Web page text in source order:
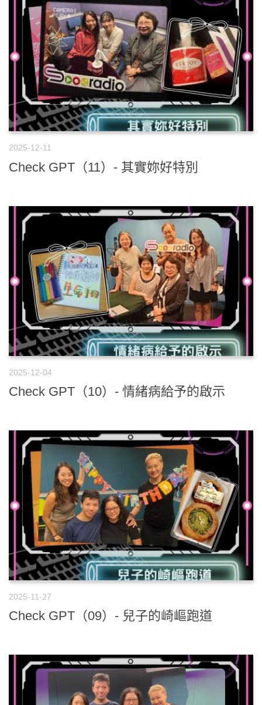
2025-12-11
Check GPT（11）- 其實妳好特別
2025-12-04
Check GPT（10）- 情緒病給予的啟示
2025-11-27
Check GPT（09）- 兒子的崎嶇跑道